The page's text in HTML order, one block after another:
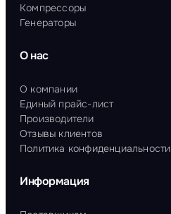
Компрессоры
Генераторы
О нас
О компании
Единый прайс-лист
Производители
Отзывы клиентов
Политика конфиденциальности
Информация